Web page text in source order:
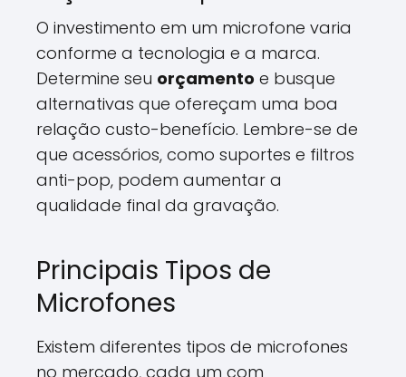
O investimento em um microfone varia
conforme a tecnologia e a marca.
Determine seu orçamento e busque
alternativas que ofereçam uma boa
relação custo-benefício. Lembre-se de
que acessórios, como suportes e filtros
anti-pop, podem aumentar a
qualidade final da gravação.
Principais Tipos de
Microfones
Existem diferentes tipos de microfones
no mercado, cada um com